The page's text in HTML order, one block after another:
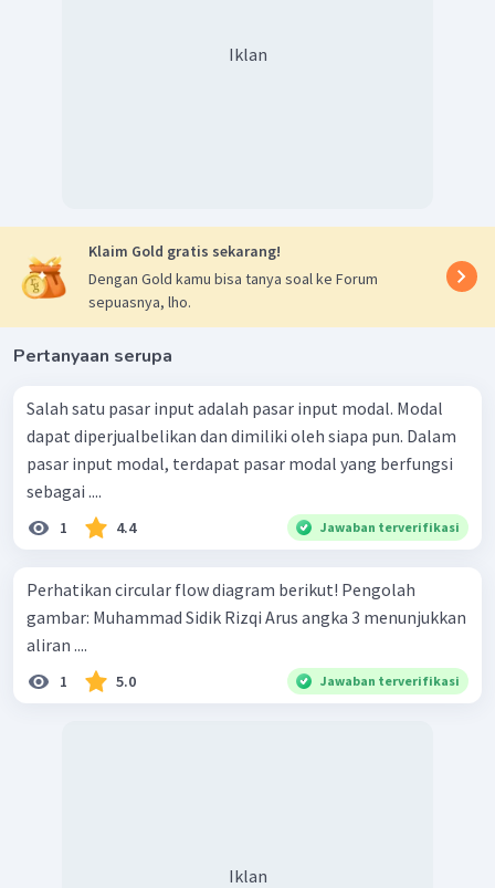
Iklan
Klaim Gold gratis sekarang!
Dengan Gold kamu bisa tanya soal ke Forum
sepuasnya, lho.
Pertanyaan serupa
Salah satu pasar input adalah pasar input modal. Modal
dapat diperjualbelikan dan dimiliki oleh siapa pun. Dalam
pasar input modal, terdapat pasar modal yang berfungsi
sebagai ....
1 4.4 Jawaban terverifikasi
Perhatikan circular flow diagram berikut! Pengolah
gambar: Muhammad Sidik Rizqi Arus angka 3 menunjukkan
aliran ....
1 5.0 Jawaban terverifikasi
Iklan